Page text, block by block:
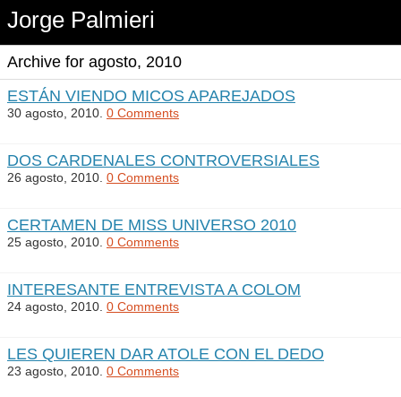
Jorge Palmieri
Archive for agosto, 2010
ESTÁN VIENDO MICOS APAREJADOS
30 agosto, 2010. 0 Comments
DOS CARDENALES CONTROVERSIALES
26 agosto, 2010. 0 Comments
CERTAMEN DE MISS UNIVERSO 2010
25 agosto, 2010. 0 Comments
INTERESANTE ENTREVISTA A COLOM
24 agosto, 2010. 0 Comments
LES QUIEREN DAR ATOLE CON EL DEDO
23 agosto, 2010. 0 Comments